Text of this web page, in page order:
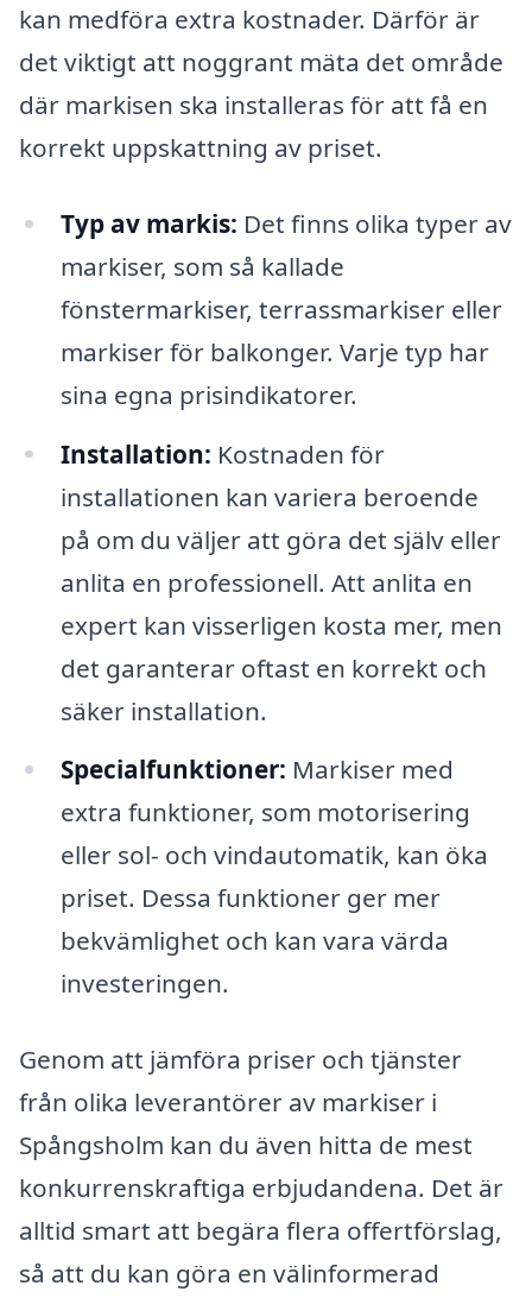
kan medföra extra kostnader. Därför är
det viktigt att noggrant mäta det område
där markisen ska installeras för att få en
korrekt uppskattning av priset.
Typ av markis: Det finns olika typer av
markiser, som så kallade
fönstermarkiser, terrassmarkiser eller
markiser för balkonger. Varje typ har
sina egna prisindikatorer.
Installation: Kostnaden för
installationen kan variera beroende
på om du väljer att göra det själv eller
anlita en professionell. Att anlita en
expert kan visserligen kosta mer, men
det garanterar oftast en korrekt och
säker installation.
Specialfunktioner: Markiser med
extra funktioner, som motorisering
eller sol- och vindautomatik, kan öka
priset. Dessa funktioner ger mer
bekvämlighet och kan vara värda
investeringen.
Genom att jämföra priser och tjänster
från olika leverantörer av markiser i
Spångsholm kan du även hitta de mest
konkurrenskraftiga erbjudandena. Det är
alltid smart att begära flera offertförslag,
så att du kan göra en välinformerad